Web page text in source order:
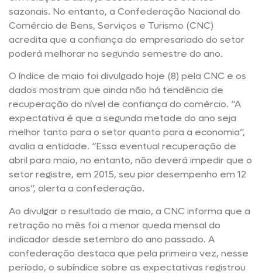
sazonais. No entanto, a Confederação Nacional do
Comércio de Bens, Serviços e Turismo (CNC)
acredita que a confiança do empresariado do setor
poderá melhorar no segundo semestre do ano.
O índice de maio foi divulgado hoje (8) pela CNC e os
dados mostram que ainda não há tendência de
recuperação do nível de confiança do comércio. “A
expectativa é que a segunda metade do ano seja
melhor tanto para o setor quanto para a economia”,
avalia a entidade. “Essa eventual recuperação de
abril para maio, no entanto, não deverá impedir que o
setor registre, em 2015, seu pior desempenho em 12
anos”, alerta a confederação.
Ao divulgar o resultado de maio, a CNC informa que a
retração no mês foi a menor queda mensal do
indicador desde setembro do ano passado. A
confederação destaca que pela primeira vez, nesse
período, o subíndice sobre as expectativas registrou